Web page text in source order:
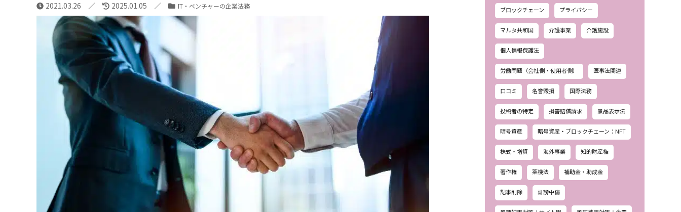
2021.03.26 2025.01.05 IT・ベンチャーの企業法務 ブロックチェーン プライバシー
マルタ共和国 介護事業 介護施設
個人情報保護法
労働問題（会社側・使用者側） 医事法関連
口コミ 名誉毀損 国際法務
投稿者の特定 損害賠償請求 景品表示法
暗号資産 暗号資産・ブロックチェーン：NFT
株式・増資 海外事業 知的財産権
著作権 薬機法 補助金・助成金
記事削除 誹謗中傷